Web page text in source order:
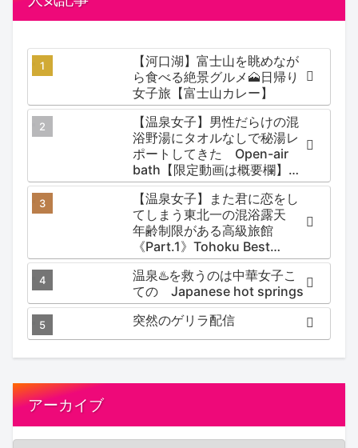
【河口湖】富士山を眺めなが
ら食べる絶景グルメ🗻日帰り
女子旅【富士山カレー】
【温泉女子】男性だらけの混
浴野湯にタオルなしで秘湯レ
ポートしてきた Open-air
bath【限定動画は概要欄】尻
焼温泉郷 川の湯
【温泉女子】また君に恋をし
てしまう東北一の混浴露天
年齢制限がある高級旅館
《Part.1》Tohoku Best
Secret hotspring #japan
#koteno
温泉♨️を救うのは中華女子こ
ての Japanese hot springs
突然のゲリラ配信
アーカイブ